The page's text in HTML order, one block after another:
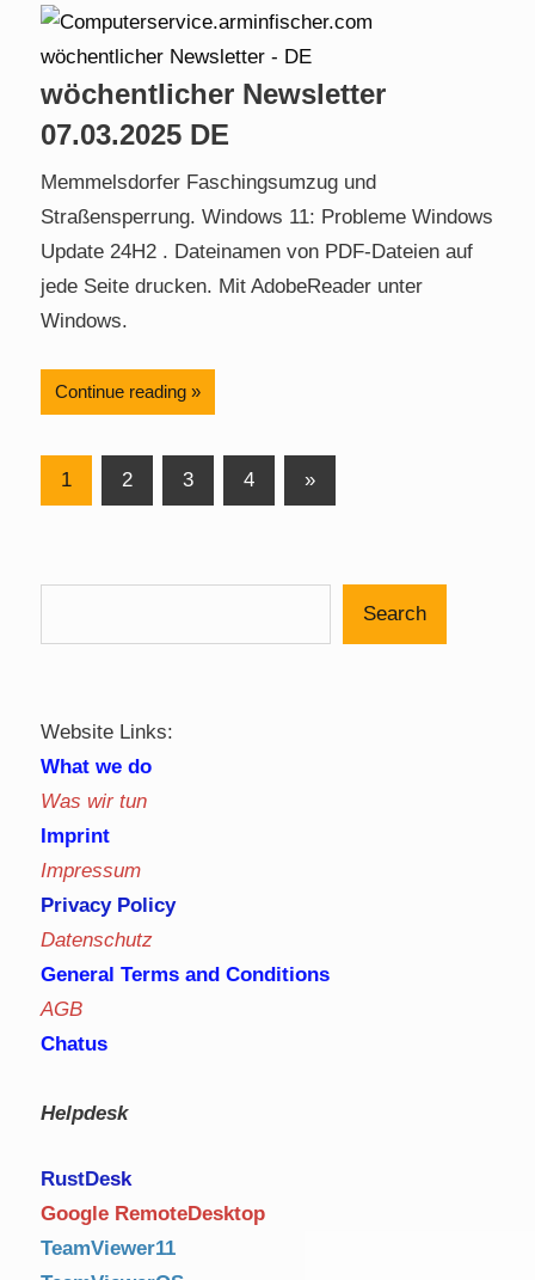
wöchentlicher Newsletter
07.03.2025 DE
Memmelsdorfer Faschingsumzug und
Straßensperrung. Windows 11: Probleme Windows
Update 24H2 . Dateinamen von PDF-Dateien auf
jede Seite drucken. Mit AdobeReader unter
Windows.
Continue reading
Posts
1 2 3 4
Next
»
Search
Website Links:
What we do
Was wir tun
Imprint
Impressum
Privacy Policy
Datenschutz
General Terms and Conditions
AGB
Chatus
Helpdesk
RustDesk
Google RemoteDesktop
TeamViewer11